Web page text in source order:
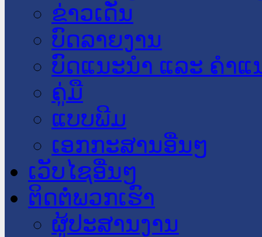
ຂ່າວເດັ່ນ
ບົດລາຍງານ
ບົດແນະນໍາ ແລະ ຄໍາແ
ຄູ່ມື
ແບບພີມ
ເອກກະສານອື່ນໆ
ເວັບໄຊອື່ນໆ
ຕິດຕໍ່ພວກເຮົາ
ຜູ້ປະສານງານ